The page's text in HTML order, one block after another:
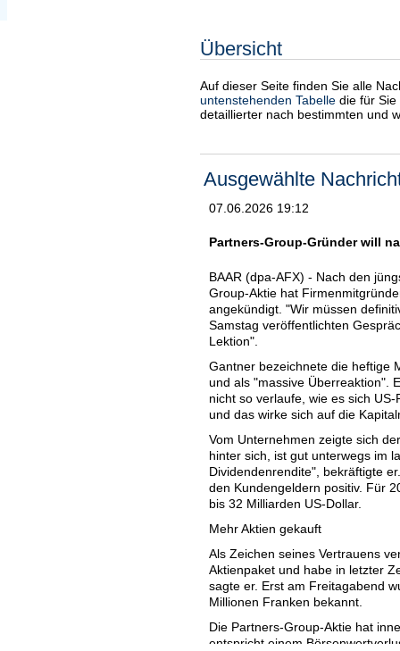
Übersicht
Auf dieser Seite finden Sie alle
untenstehenden Tabelle die für
detaillierter nach bestimmten und
Ausgewählte
07.06.2026 19:12
Partners-Group-Gründer will
BAAR (dpa-AFX) - Nach den
Group-Aktie hat
angekündigt. "Wir müssen
Samstag veröffentlichten
Lektion".
Gantner bezeichnete die heftige
und als "massive Überreaktion".
nicht so verlaufe, wie es sich
und das wirke sich auf die
Vom Unternehmen zeigte sich
hinter sich, ist gut unterwegs im
Dividendenrendite", bekräftigte
den Kundengeldern positiv. Für
bis 32 Milliarden US-Dollar.
Mehr Aktien gekauft
Als Zeichen seines Vertrauens
Aktienpaket und habe in letzter
sagte er. Erst am Freitagabend
Millionen Franken bekannt.
Die Partners-Group-Aktie hat
entspricht einem